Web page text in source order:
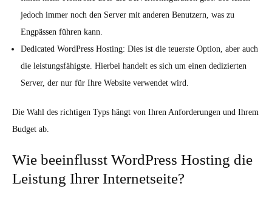
jedoch immer noch den Server mit anderen Benutzern, was zu
Engpässen führen kann.
Dedicated WordPress Hosting: Dies ist die teuerste Option, aber auch
die leistungsfähigste. Hierbei handelt es sich um einen dedizierten
Server, der nur für Ihre Website verwendet wird.
Die Wahl des richtigen Typs hängt von Ihren Anforderungen und Ihrem
Budget ab.
Wie beeinflusst WordPress Hosting die
Leistung Ihrer Internetseite?